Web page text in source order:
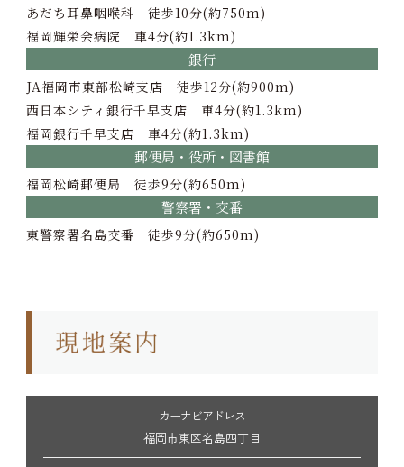
あだち耳鼻咽喉科 徒歩10分(約750m)
福岡輝栄会病院 車4分(約1.3km)
銀行
JA福岡市東部松崎支店 徒歩12分(約900m)
西日本シティ銀行千早支店 車4分(約1.3km)
福岡銀行千早支店 車4分(約1.3km)
郵便局・役所・図書館
福岡松崎郵便局 徒歩9分(約650m)
警察署・交番
東警察署名島交番 徒歩9分(約650m)
カーナビアドレス
福岡市東区名島四丁目